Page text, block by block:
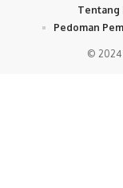
© 2024
Tentang
Pedoman